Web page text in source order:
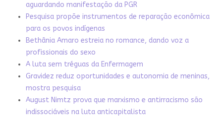
aguardando manifestação da PGR
Pesquisa propõe instrumentos de reparação econômica
para os povos indígenas
Bethânia Amaro estreia no romance, dando voz a
profissionais do sexo
A luta sem tréguas da Enfermagem
Gravidez reduz oportunidades e autonomia de meninas,
mostra pesquisa
August Nimtz prova que marxismo e antirracismo são
indissociáveis na luta anticapitalista